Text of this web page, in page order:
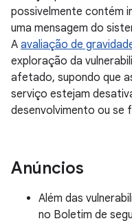
possivelmente contém
uma mensagem do
A avaliação de
exploração da
afetado, supondo que
serviço estejam
desenvolvimento ou se
Anúncios
Além das
no Boletim de